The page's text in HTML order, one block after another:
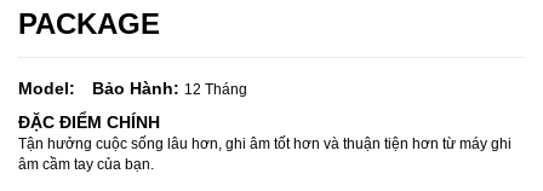
PACKAGE
Model: Bảo Hành: 12 Tháng
ĐẶC ĐIỂM CHÍNH
Tận hưởng cuộc sống lâu hơn, ghi âm tốt hơn và thuận tiện hơn từ máy ghi
âm cầm tay của bạn.